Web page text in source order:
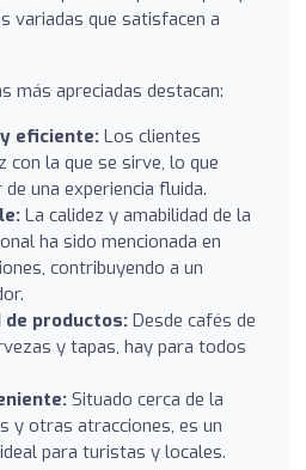
variadas que satisfacen a
más apreciadas destacan:
eficiente: Los clientes
con la que se sirve, lo que
una experiencia fluida.
La calidez y amabilidad de la
ha sido mencionada en
contribuyendo a un
de productos: Desde cafés de
y tapas, hay para todos
Situado cerca de la
y otras atracciones, es un
para turistas y locales.